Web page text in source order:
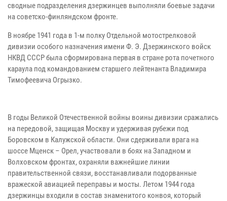
сводные подразделения дзержинцев выполняли боевые задачи
на советско-финляндском фронте.
В ноябре 1941 года в 1-м полку Отдельной мотострелковой
дивизии особого назначения имени Ф. Э. Дзержинского войск
НКВД СССР была сформирована первая в стране рота почетного
караула под командованием старшего лейтенанта Владимира
Тимофеевича Огрызко.
В годы Великой Отечественной войны воины дивизии сражались
на передовой, защищая Москву и удерживая рубежи под
Боровском в Калужской области. Они сдерживали врага на
шоссе Мценск – Орел, участвовали в боях на Западном и
Волховском фронтах, охраняли важнейшие линии
правительственной связи, восстанавливали подорванные
вражеской авиацией переправы и мосты. Летом 1944 года
дзержинцы входили в состав знаменитого конвоя, который